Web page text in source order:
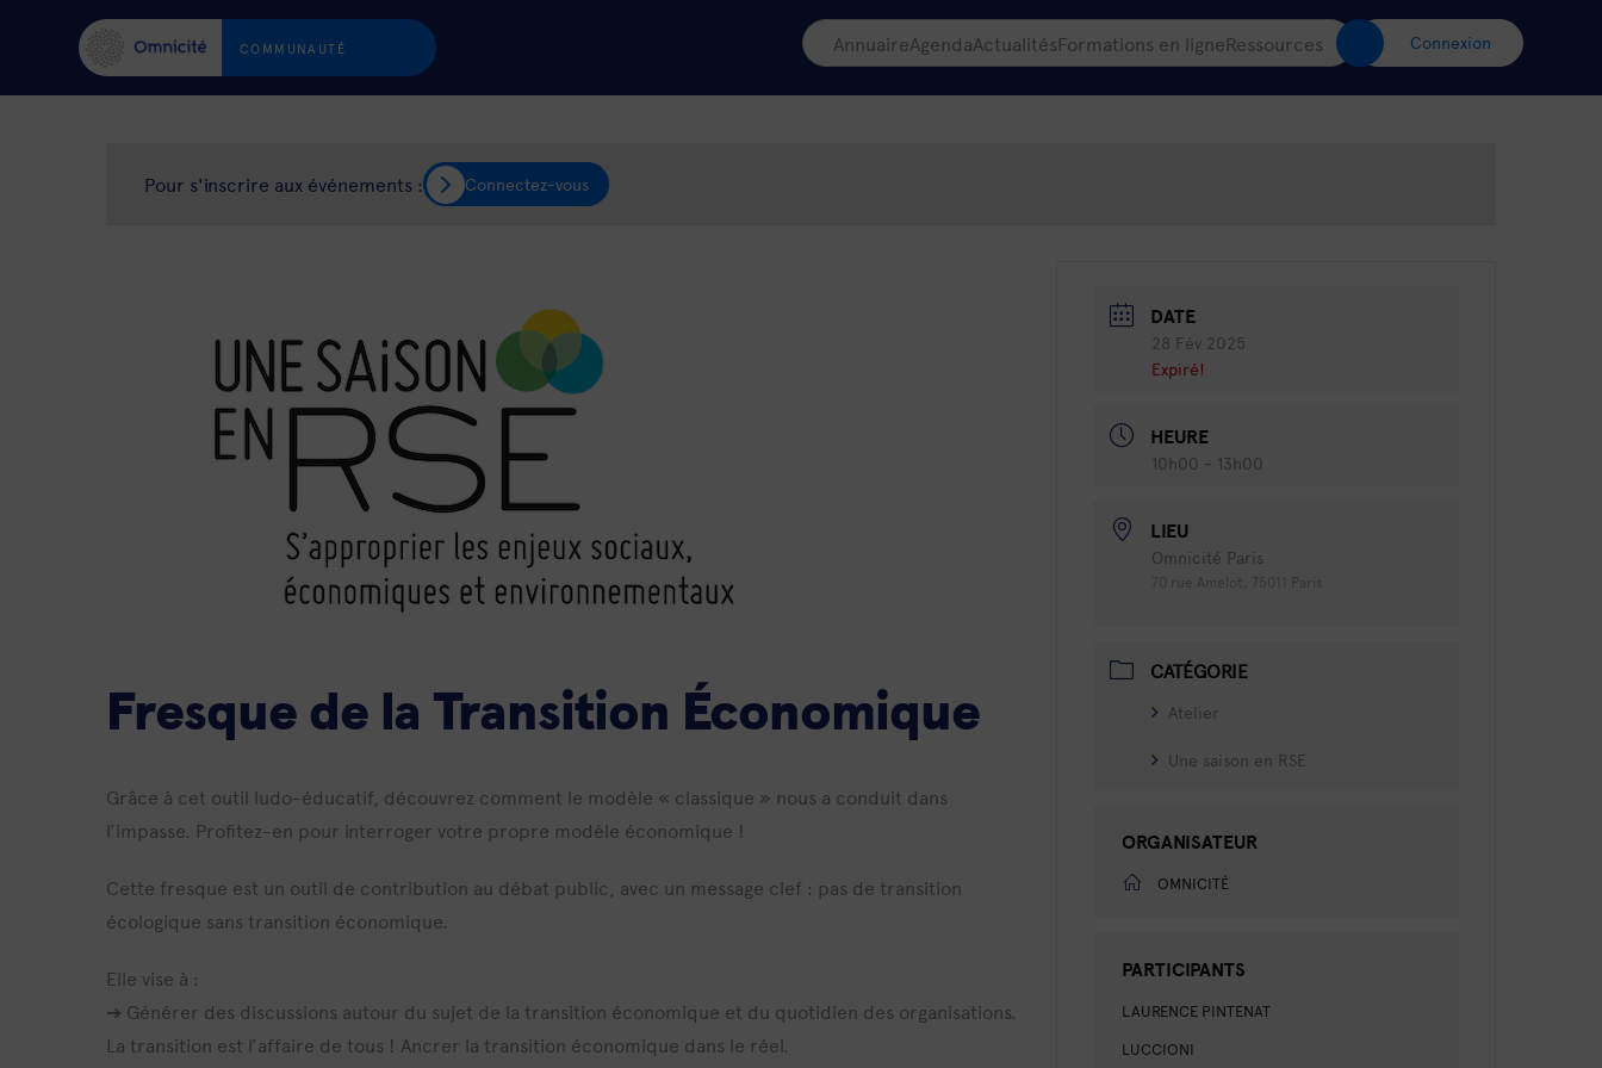
COMMUNAUTÉ AnnuaireAgendaActualitésFormations en ligneRessources Connexion
Pour s'inscrire aux événements : Connectez-vous
Fresque de la Transition Économique
Grâce à cet outil ludo-éducatif, découvrez comment le modèle « classique » nous a conduit dans
l’impasse. Profitez-en pour interroger votre propre modèle économique !
Cette fresque est un outil de contribution au débat public, avec un message clef : pas de transition
écologique sans transition économique.
Elle vise à :
➔ Générer des discussions autour du sujet de la transition économique et du quotidien des organisations.
La transition est l’affaire de tous ! Ancrer la transition économique dans le réel.
DATE
28 Fév 2025
Expiré!
HEURE
10h00 - 13h00
LIEU
Omnicité Paris
CATÉGORIE
Atelier
Une saison en RSE
ORGANISATEUR
OMNICITÉ
PARTICIPANTS
LAURENCE PINTENAT
LUCCIONI